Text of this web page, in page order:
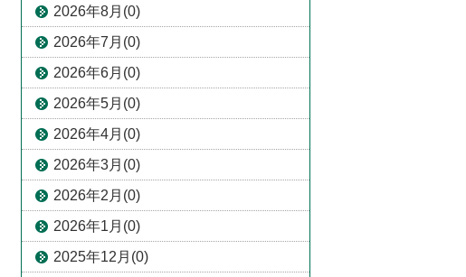
2026年8月(0)
2026年7月(0)
2026年6月(0)
2026年5月(0)
2026年4月(0)
2026年3月(0)
2026年2月(0)
2026年1月(0)
2025年12月(0)